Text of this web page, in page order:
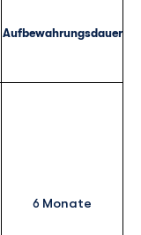
Aufbewahrungsdauer
6 Monate